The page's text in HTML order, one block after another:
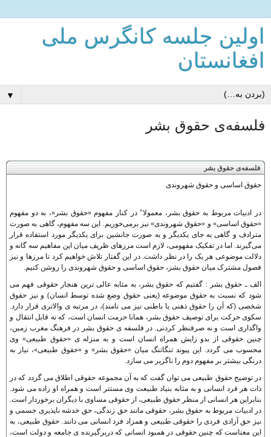
اولین جلسه کانگرس ملی
افغانستان
▼
فلسفه‌ی حقوق بشر
فلسفه‌ی حقوق بشر
حقوق اساسی و حقوق شهروندی
در ادبيات مربوط به حقوق بشر، معمولا" در کنار مفهوم «حقوق بشر»، به دو مفهوم
«حقوق اساسی» و «حقوق شهروندی» نيز برمی‌خوريم. اين سه مفهوم، گاهی به صورت
مترادف و گاهی به جای يکديگر و به صورت جانشين برای يکديگر مورد استفاده قرار
می‌گيرند. اما در تفکيک مفهومی، لازم است مرزهای ظريف ميان اين مفاهيم سه گانه و
دلالت موضوعی هر يک را در نظر داشت. در اين گفتار تلاش خواهيم کرد تا مرزها و نيز
فصول مشترک ميان حقوق بشر، حقوق اساسی و حقوق شهروندی را روشن کنيم.
الف ـ حقوق بشر : گفتيم که حقوق بشر، به مثابه عالی ترين هنجار حقوقی فهم می
شود که نسبت به حقوق موضوعه (يعنی حقوق وضع شده توسط انسان) و نيز حقوق
شخصی (که آن را حقوق ذهنی يا باطنی نيز می نامند)، در مرتبه ی والاتری قرار دارد.
سکوی حرکت برای توصيف حقوق بشر، همانا حرمت انسان است، که نه قابل انتقال و
واگذاری است و نه صرفنظر کردنی. در فلسفه ی حقوق بشر در فرهنگ مغرب زمين،
چنين حقوقی از بدو زايش همراه انسان است و به منزله ی «حقوق طبيعی» وی
محسوب می گردد. اين پيوند تنگاتنگ ميان «حقوق بشر» و «حقوق طبيعی»، نياز به
درنگی بيشتر بر مفهوم دوم را ناگزير می سازد.
در توضيح حقوق طبيعی می توان گفت که به آن مجموعه حقوقی اطلاق می گردد که در
ذات هر فرد انسانی و به مثابه بنياد طبيعت وی مستتر است و همراه او زاده می شود.
بنابراين هر انسانی از منظر حقوق طبيعی، از حقوقی مساوی با ديگران برخوردار است.
در ادبيات مربوط به حقوق بشر، حقوقی مانند حق زندگی، حق خدشه ناپذيری جسمی و
نيز حق آزادی فردی را حقوقی طبيعی و همزاد فرد انسانی می دانند. حقوق طبيعی، به
اين معناست که چنين حقوقی در همبود انسانی که دربرگيرنده ی جامعه و دولت است،